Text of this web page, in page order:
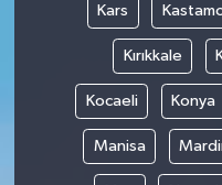
Kars
Kırıkkale
Kocaeli Konya
Manisa